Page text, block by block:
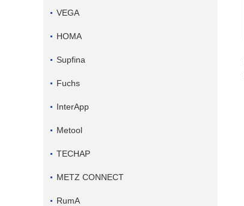
VEGA
HOMA
Supfina
Fuchs
InterApp
Metool
TECHAP
METZ CONNECT
RumA